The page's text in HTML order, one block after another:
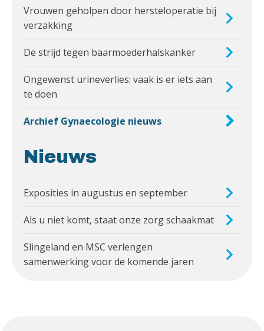
Vrouwen geholpen door hersteloperatie bij
verzakking
De strijd tegen baarmoederhalskanker
Ongewenst urineverlies: vaak is er iets aan
te doen
Archief Gynaecologie nieuws
Nieuws
Exposities in augustus en september
Als u niet komt, staat onze zorg schaakmat
Slingeland en MSC verlengen
samenwerking voor de komende jaren